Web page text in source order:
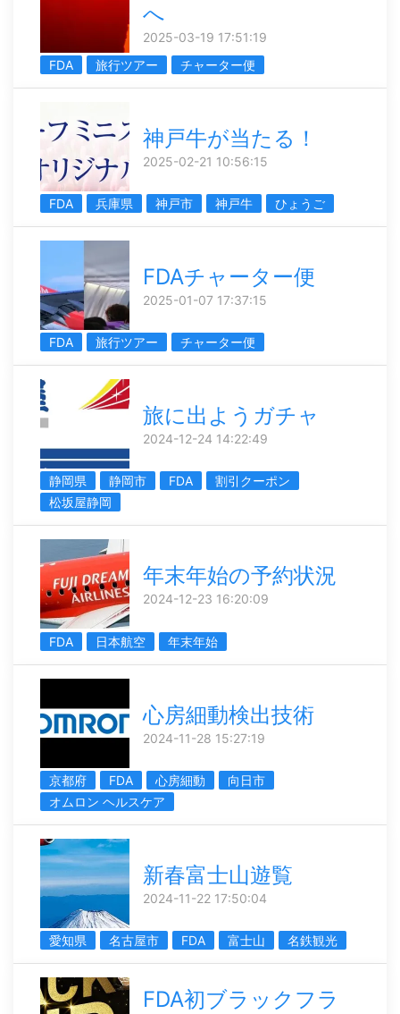
へ
2025-03-19 17:51:19
FDA
旅行ツアー チャーター便
神戸牛が当たる！
2025-02-21 10:56:15
FDA 兵庫県 神戸市 神戸牛 ひょうご
FDAチャーター便
2025-01-07 17:37:15
FDA 旅行ツアー チャーター便
旅に出ようガチャ
2024-12-24 14:22:49
静岡県 静岡市 FDA
割引クーポン
松坂屋静岡
年末年始の予約状況
2024-12-23 16:20:09
FDA 日本航空 年末年始
心房細動検出技術
2024-11-28 15:27:19
京都府 FDA 心房細動
向日市
オムロン ヘルスケア
新春富士山遊覧
2024-11-22 17:50:04
愛知県 名古屋市 FDA 富士山 名鉄観光
FDA初ブラックフラ